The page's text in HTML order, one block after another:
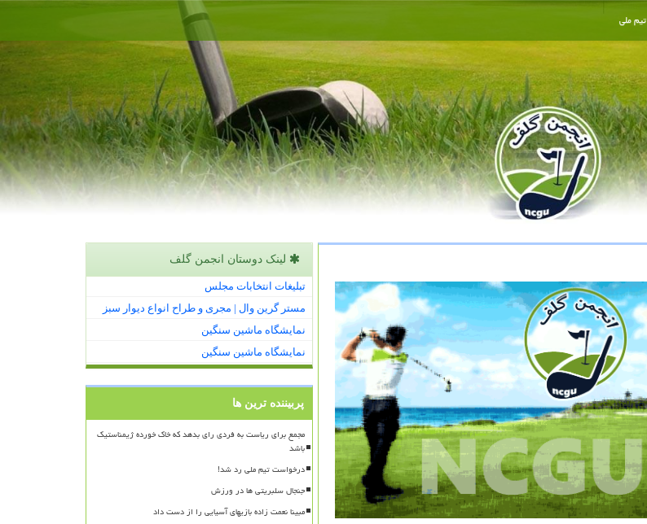
تیم ملی
لینک دوستان انجمن گلف
تبلیغات انتخابات مجلس
مستر گرین وال | مجری و طراح انواع دیوار سبز
نمایشگاه ماشین سنگین
نمایشگاه ماشین سنگین
پربیننده ترین ها
مجمع برای ریاست به فردی رای بدهد که خاک خورده ژیمناستیک
باشد
درخواست تیم ملی رد شد!
جنجال سلبریتی ها در ورزش
مبینا نعمت زاده بازیهای آسیایی را از دست داد